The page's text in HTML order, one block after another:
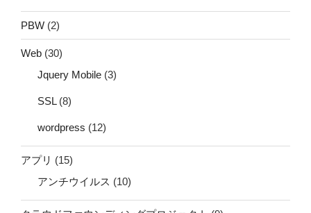
PBW (2)
Web (30)
Jquery Mobile (3)
SSL(8)
wordpress (12)
アプリ (15)
アンチウイルス (10)